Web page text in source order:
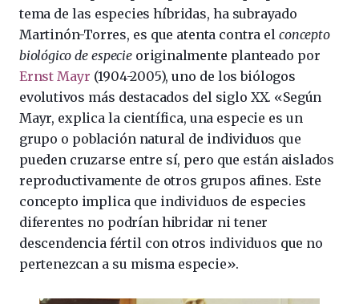
tema de las especies híbridas, ha subrayado
Martinón-Torres, es que atenta contra elconcepto
biológico de especieoriginalmente planteado por
Ernst Mayr (1904-2005), uno de los biólogos
evolutivos más destacados del siglo XX. «Según
Mayr, explica la científica, una especie es un
grupo o población natural de individuos que
pueden cruzarse entre sí, pero que están aislados
reproductivamente de otros grupos afines. Este
concepto implica que individuos de especies
diferentes no podrían hibridar ni tener
descendencia fértil con otros individuos que no
pertenezcan a su misma especie».